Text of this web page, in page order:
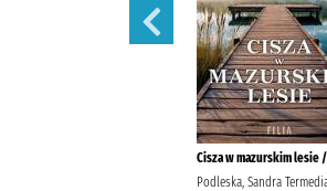
Cisza w mazurskim lesie /
Podleska, Sandra